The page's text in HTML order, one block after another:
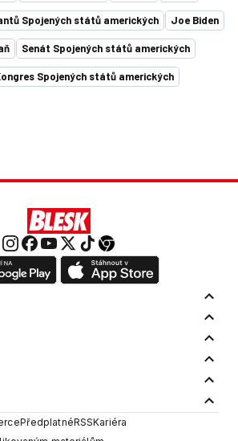
Spojených států amerických Joe Biden
Senát Spojených států amerických
Spojených států amerických
PředplatnéRSSKariéra